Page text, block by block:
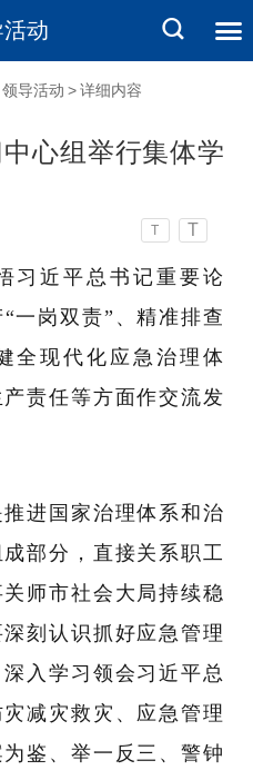
动
领导活动 > 详细内容
心组举行集体学
T T
习近平总书记重要论
“一岗双责”、精准排查
全现代化应急治理体
责任等方面作交流发
进国家治理体系和治
部分，直接关系职工
师市社会大局持续稳
刻认识抓好应急管理
入学习领会习近平总
减灾救灾、应急管理
鉴、举一反三、警钟